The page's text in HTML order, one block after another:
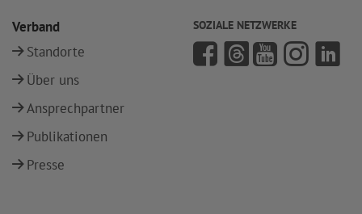
Verband
Standorte
Über uns
Ansprechpartner
Publikationen
Presse
SOZIALE NETZWERKE